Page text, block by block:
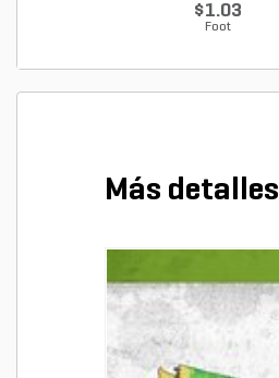
$1.03
Foot
Más detalles